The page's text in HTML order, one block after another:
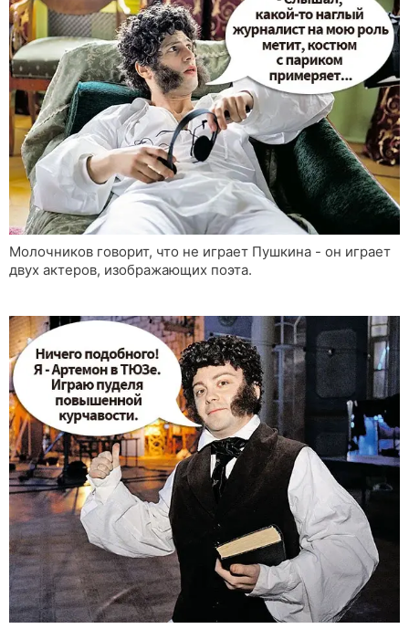
Молочников говорит, что не играет Пушкина - он играет
двух актеров, изображающих поэта.